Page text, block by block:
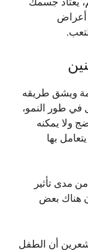
أعراض
ويشق طريقه
في طور النمو،
ولا يمكنه
بها
مدى تأثير
هناك بعض
أن الطفل